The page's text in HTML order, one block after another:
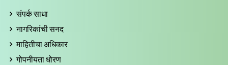
संपर्क साधा
नागरिकांची सनद
माहितीचा अधिकार
गोपनीयता धोरण